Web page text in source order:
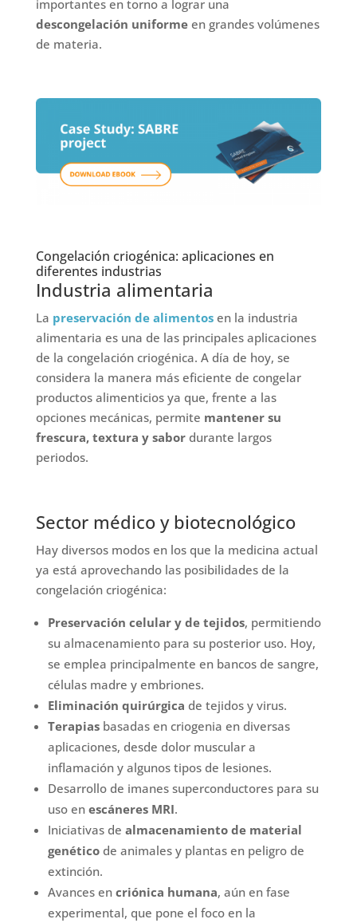
importantes en torno a lograr una
descongelación uniformeen grandes volúmenes
de materia.
Congelación criogénica: aplicaciones en
diferentes industrias
Industria alimentaria
La preservación de alimentosen la industria
alimentaria es una de las principales aplicaciones
de la congelación criogénica. A día de hoy, se
considera la manera más eficiente de congelar
productos alimenticios ya que, frente a las
opciones mecánicas, permite mantener su
frescura, textura y sabordurante largos
periodos.
Sector médico y biotecnológico
Hay diversos modos en los que la medicina actual
ya está aprovechando las posibilidades de la
congelación criogénica:
Preservación celular y de tejidos, permitiendo
su almacenamiento para su posterior uso. Hoy,
se emplea principalmente en bancos de sangre,
células madre y embriones.
Eliminación quirúrgica de tejidos y virus.
Terapiasbasadas en criogenia en diversas
aplicaciones, desde dolor muscular a
inflamación y algunos tipos de lesiones.
Desarrollo de imanes superconductores para su
uso en escáneres MRI.
Iniciativas de almacenamiento de material
genéticode animales y plantas en peligro de
extinción.
Avances en criónica humana, aún en fase
experimental, que pone el foco en la